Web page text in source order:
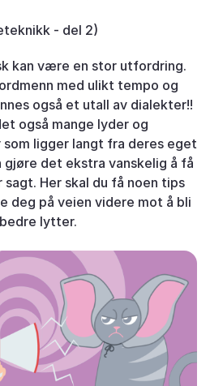
- del 2)
kan være en stor utfordring.
med ulikt tempo og
også et utall av dialekter!!
også mange lyder og
ligger langt fra deres eget
gjøre det ekstra vanskelig å få
Her skal du få noen tips
deg på veien videre mot å bli
lytter.